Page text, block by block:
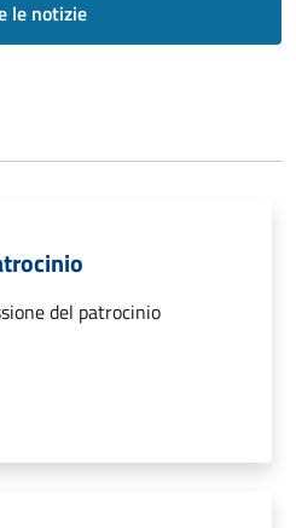
le notizie
del patrocinio